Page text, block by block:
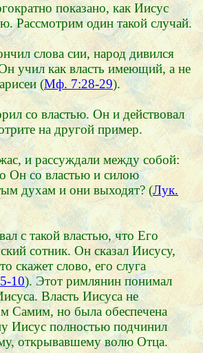
показано, как Иисус
Рассмотрим один такой случай.
слова сии, народ дивился
учил как власть имеющий, а не
(Мф. 7:28-29).
со властью. Он и действовал
на другой пример.
и рассуждали между собой:
Он со властью и силою
духам и они выходят? (Лук.
с такой властью, что Его
сотник. Он сказал Иисусу,
скажет слово, его слуга
10). Этот римлянин понимал
Власть Иисуса не
Самим, но была обеспечена
Иисус полностью подчинил
открывавшему волю Отца.